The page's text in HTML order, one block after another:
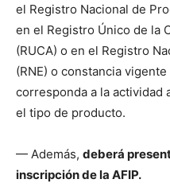
el Registro Nacional de
en el Registro Único de la
(RUCA) o en el Registro
(RNE) o constancia
corresponda a la actividad
el tipo de producto.
— Además, deberá
inscripción de la AFIP.